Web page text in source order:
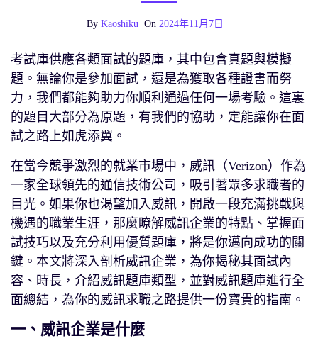
By Kaoshiku On 2024年11月7日
考試庫供應各類面試的題庫，其中包含真題與模擬
題。無論你是參加面試，還是為獲取各種證書而努
力，我們都能夠助力你順利通過任何一場考驗。這裏
的題目大部分為原題，有我們的協助，定能讓你在面
試之路上如虎添翼。
在當今競爭激烈的就業市場中，威訊（Verizon）作為
一家全球領先的通信技術公司，吸引著眾多求職者的
目光。如果你也渴望加入威訊，開啟一段充滿挑戰與
機遇的職業生涯，那麼瞭解威訊企業的特點、掌握面
試技巧以及充分利用優質題庫，將是你邁向成功的關
鍵。本文將深入剖析威訊企業，為你揭秘其面試內
容、時長，介紹威訊題庫類型，並對威訊題庫進行全
面總結，為你的威訊求職之路提供一份寶貴的指南。
一、威訊企業是什麼